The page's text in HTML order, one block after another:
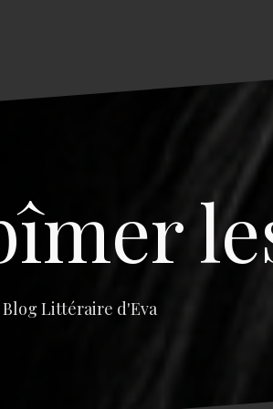
Littéraire d'Eva